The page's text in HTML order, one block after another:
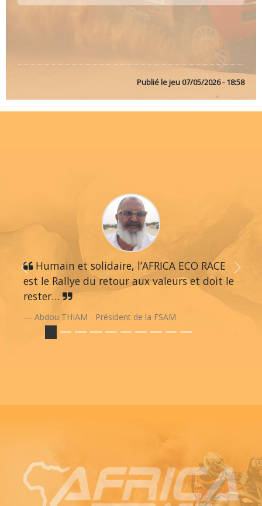
Publié lejeu 07/05/2026 - 18:58
Humain et solidaire, l’AFRICA ECO RACE
est le Rallye du retour aux valeurs et doit le
rester…
Abdou THIAM - Président de la FSAM
Previous Next